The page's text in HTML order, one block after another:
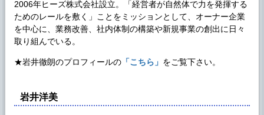
2006年ヒーズ株式会社設立。「経営者が自然体で力を発揮する
ためのレールを敷く」ことをミッションとして、オーナー企業
を中心に、業務改善、社内体制の構築や新規事業の創出に日々
取り組んでいる。
★岩井徹朗のプロフィールの「こちら」 をご覧下さい。
岩井洋美